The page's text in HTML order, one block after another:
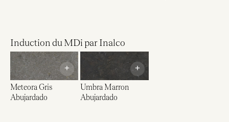
Induction du MDi par Inalco
+
Meteora Gris
Abujardado
+
Umbra Marron
Abujardado